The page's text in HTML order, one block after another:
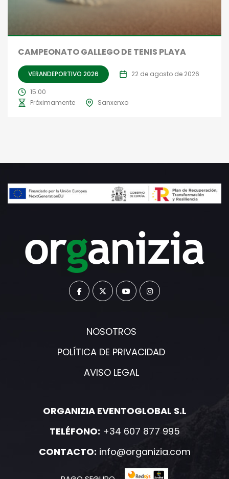
CAMPEONATO GALLEGO DE TENIS PLAYA
VERANDEPORTIVO 2026 22 de agosto de 2026
15:00
Próximamente
Sanxenxo
NOSOTROS
POLÍTICA DE PRIVACIDAD
AVISO LEGAL
ORGANIZIA EVENTOGLOBAL S.L
TELÉFONO: +34 607 877 995
CONTACTO: info@organizia.com